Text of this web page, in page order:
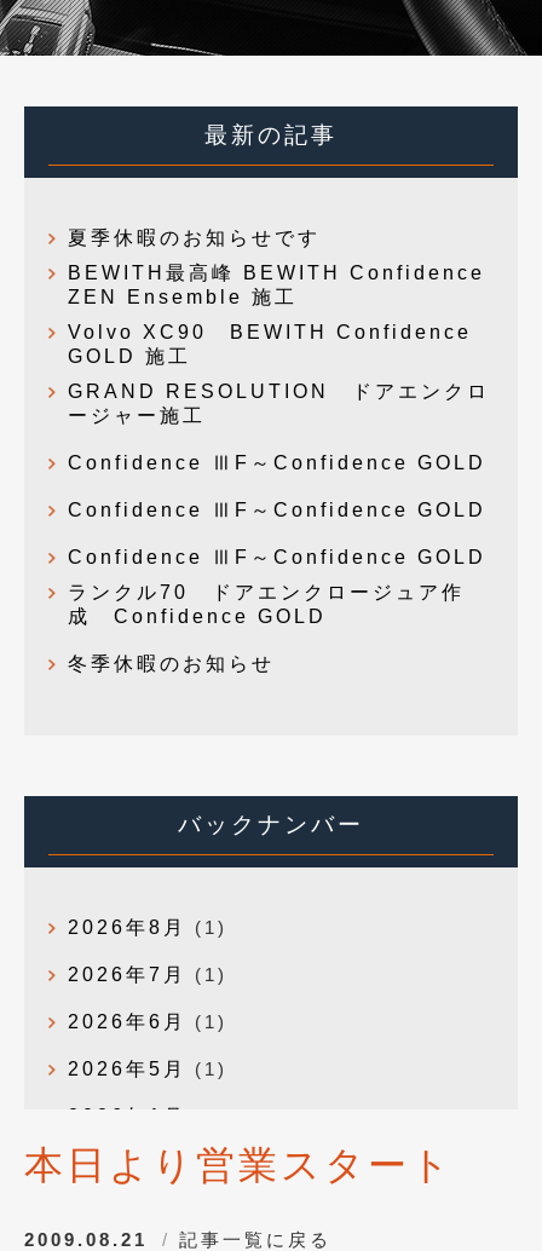
最新の記事
夏季休暇のお知らせです
BEWITH最高峰 BEWITH Confidence
ZEN Ensemble 施工
Volvo XC90 BEWITH Confidence
GOLD 施工
GRAND RESOLUTION ドアエンクロ
ージャー施工
Confidence ⅢF～Confidence GOLD
Confidence ⅢF～Confidence GOLD
Confidence ⅢF～Confidence GOLD
ランクル70 ドアエンクロージュア作
成 Confidence GOLD
冬季休暇のお知らせ
バックナンバー
2026年8月 (1)
2026年7月 (1)
2026年6月 (1)
2026年5月 (1)
2026年1月
2025年12月(3)
本日より営業スタート
2009.08.21 記事一覧に戻る